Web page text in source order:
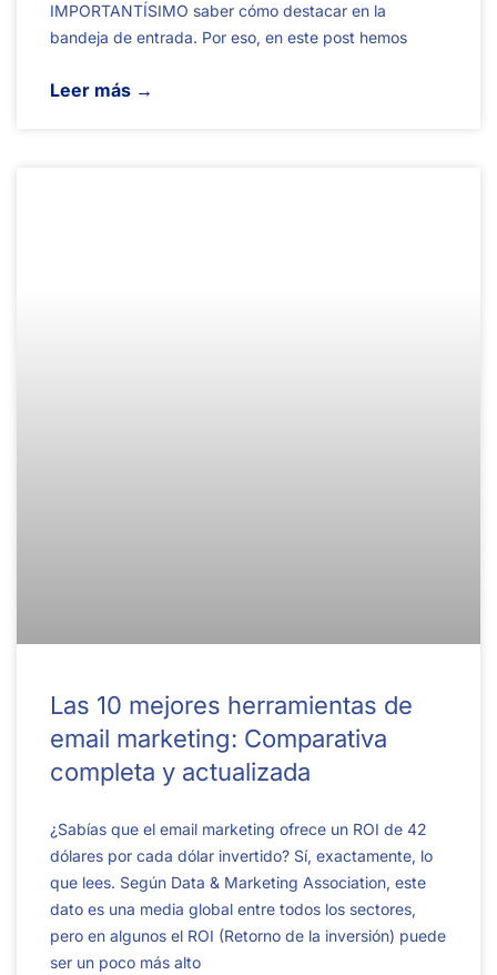
IMPORTANTÍSIMO saber cómo destacar en la
bandeja de entrada. Por eso, en este post hemos
Leer más →
Las 10 mejores herramientas de
email marketing: Comparativa
completa y actualizada
¿Sabías que el email marketing ofrece un ROI de 42
dólares por cada dólar invertido? Sí, exactamente, lo
que lees. Según Data & Marketing Association, este
dato es una media global entre todos los sectores,
pero en algunos el ROI (Retorno de la inversión) puede
ser un poco más alto